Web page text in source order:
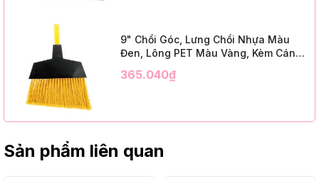
9" Chổi Góc, Lưng Chổi Nhựa Màu
Đen, Lông PET Màu Vàng, Kèm Cán
12 Bộ/Thùng (9" Angle Broom, Black
365.040₫
Sản phẩm liên quan